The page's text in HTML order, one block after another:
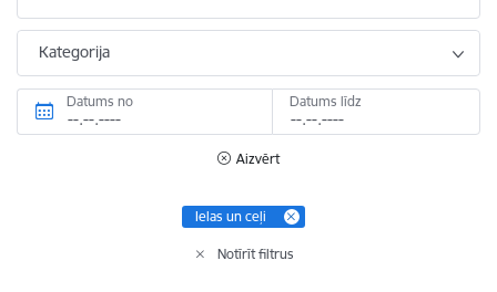
Kategorija
Datums no Datums līdz
Aizvērt
Ielas un ceļi
Notīrīt filtrus